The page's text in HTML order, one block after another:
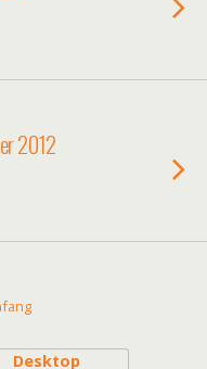
2012
Desktop